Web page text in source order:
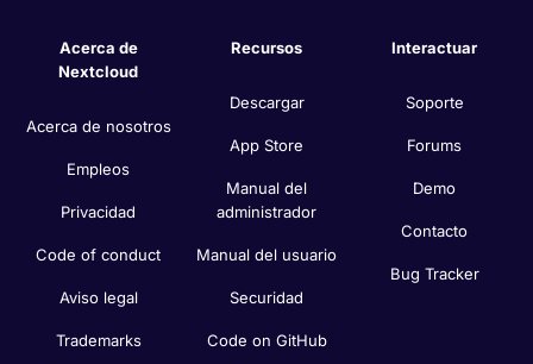
Acerca de
Nextcloud
Acerca de nosotros
Empleos
Privacidad
Code of conduct
Aviso legal
Trademarks
Recursos
Descargar
App Store
Manual del
administrador
Manual del usuario
Securidad
Code on GitHub
Interactuar
Soporte
Forums
Demo
Contacto
Bug Tracker